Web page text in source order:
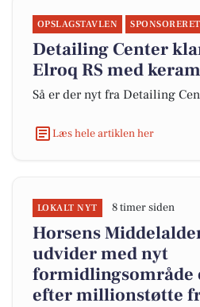
OPSLAGSTAVLEN SPONSORERET
Detailing Center
Elroq RS med
Så er der nyt fra Detailing
Læs hele artiklen her
LOKALT NYT 8 timer siden
Horsens
udvider med nyt
formidlingsområde
efter millionstøtte